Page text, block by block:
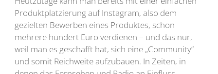
Produktplatzierung auf Instagram, also dem
gezielten Bewerben eines Produktes, schon
mehrere hundert Euro verdienen – und das nur,
weil man es geschafft hat, sich eine „Community“
und somit Reichweite aufzubauen. In Zeiten, in